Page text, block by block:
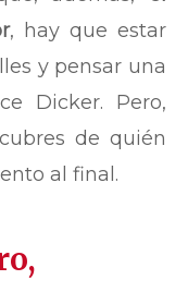
, hay que estar
y pensar una
Dicker. Pero,
de quién
al final.